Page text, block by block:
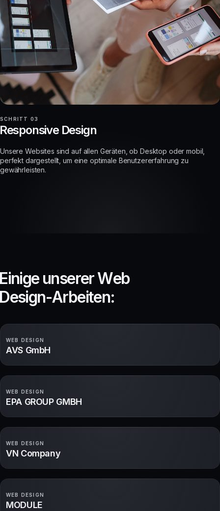
SCHRITT 03
Design
Unsere Websites sind auf allen Geräten, ob Desktop oder mobil,
perfekt dargestellt, um eine optimale Benutzererfahrung zu
gewährleisten.
inige unsererWeb
esign-Arbeiten:
WEB DESIGN
AVS GmbH
WEB DESIGN
EPA GROUP GMBH
WEB DESIGN
VN Company
WEB DESIGN
MODULE